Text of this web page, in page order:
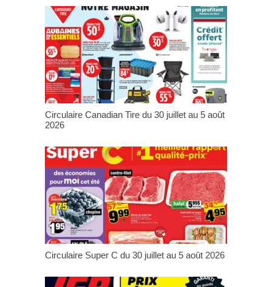
Circulaire Canadian Tire du 30 juillet au 5 août
2026
Circulaire Super C du 30 juillet au 5 août 2026